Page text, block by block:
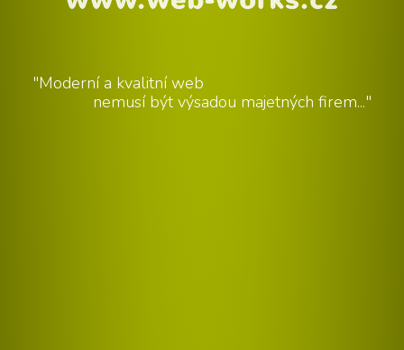
"Moderní a kvalitní web
nemusí být výsadou majetných firem..."